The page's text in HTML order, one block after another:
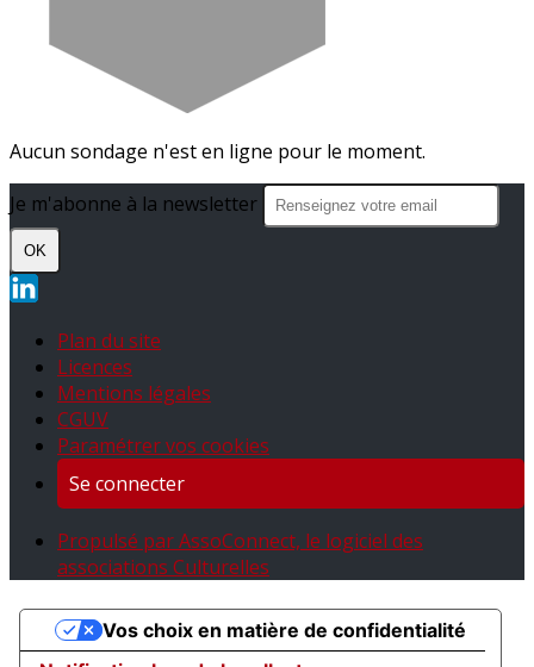
Aucun sondage n'est en ligne pour le moment.
Je m'abonne à la newsletter
OK
Plan du site
Licences
Mentions légales
CGUV
Paramétrer vos cookies
Se connecter
Propulsé par AssoConnect, le logiciel des
associations Culturelles
Vos choix en matière de confidentialité